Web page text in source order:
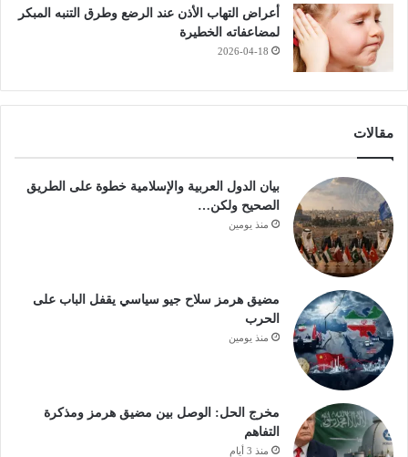
أعراض التهاب الأذن عند الرضع وطرق التنبه المبكر
لمضاعفاته الخطيرة
2026-04-18
مقالات
بيان الدول العربية والإسلامية خطوة على الطريق
الصحيح ولكن…
منذ يومين
مضيق هرمز سلاح جيو سياسي يقفل الباب على
الحرب
منذ يومين
مخرج الحل: الوصل بين مضيق هرمز ومذكرة
التفاهم
منذ 3 أيام